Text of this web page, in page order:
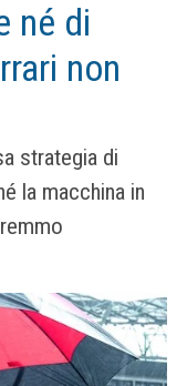
né di
non
strategia di
la macchina in